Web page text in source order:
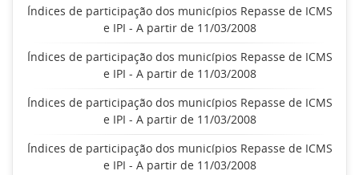
Índices de participação dos municípios Repasse de ICMS
e IPI - A partir de 11/03/2008
Índices de participação dos municípios Repasse de ICMS
e IPI - A partir de 11/03/2008
Índices de participação dos municípios Repasse de ICMS
e IPI - A partir de 11/03/2008
Índices de participação dos municípios Repasse de ICMS
e IPI - A partir de 11/03/2008